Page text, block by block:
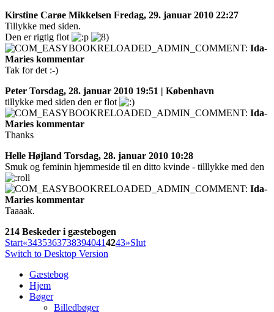
Kirstine Carøe Mikkelsen Fredag, 29. januar 2010 22:27
Tillykke med siden.
Den er rigtig flot
Ida-
Maries kommentar
Tak for det :-)
Peter Torsdag, 28. januar 2010 19:51 | København
tillykke med siden den er flot
Ida-
Maries kommentar
Thanks
Helle Højland Torsdag, 28. januar 2010 10:28
Smuk og feminin hjemmeside til en ditto kvinde - tilllykke med den
Ida-
Maries kommentar
Taaaak.
214 Beskeder i gæstebogen
Start«34353637383940414243»Slut
Switch to Desktop Version
Gæstebog
Hjem
Bøger
Billedbøger